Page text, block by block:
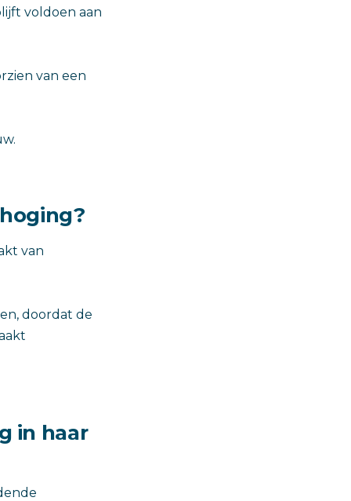
voldoen aan
van een
van
doordat de
in haar